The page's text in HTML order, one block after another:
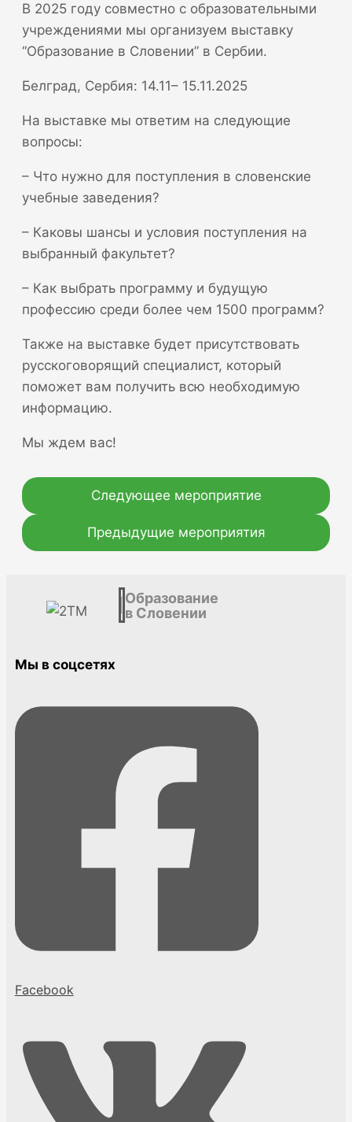
В 2025 году совместно с образовательными
учреждениями мы организуем выставку
“Образование в Словении” в Сербии.
Белград, Сербия: 14.11– 15.11.2025
На выставке мы ответим на следующие
вопросы:
– Что нужно для поступления в словенские
учебные заведения?
– Каковы шансы и условия поступления на
выбранный факультет?
– Как выбрать программу и будущую
профессию среди более чем 1500 программ?
Также на выставке будет присутствовать
русскоговорящий специалист, который
поможет вам получить всю необходимую
информацию.
Мы ждем вас!
Предыдущие мероприятия
Следующее мероприятие
Образование
в Словении
Мы в соцсетях
Facebook